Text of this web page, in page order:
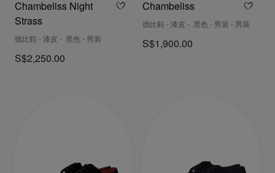
Chambeliss Night
Strass
德比鞋 - 漆皮 - 黑色 - 男裝
S$2,250.00
Chambeliss
德比鞋 - 漆皮 - 黑色 - 男装 - 男裝
S$1,900.00